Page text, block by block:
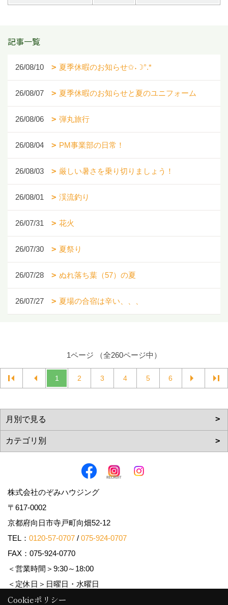
記事一覧
26/08/10 夏季休暇のお知らせ✩˖☽°.*
26/08/07 夏季休暇のお知らせと夏のユニフォーム
26/08/06 弾丸旅行
26/08/04 PM事業部の日常！
26/08/03 厳しい暑さを乗り切りましょう！
26/08/01 渓流釣り
26/07/31 花火
26/07/30 夏祭り
26/07/28 ぬれ落ち葉（57）の夏
26/07/27 夏場の合宿は辛い、、、
1ページ （全260ページ中）
1 2 3 4 5 6
株式会社のぞみハウジング
〒617-0002
京都府向日市寺戸町向畑52-12
TEL： 0120-57-0707 / 075-924-0707
FAX：075-924-0770
＜営業時間＞9:30～18:00
＜定休日＞日曜日・水曜日
Cookieポリシー